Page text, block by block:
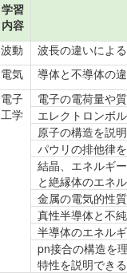
学習
内容
波動
波長の違いによ
電気
導体と不導体の
電子
工学
電子の電荷量や
エレクトロンボ
原子の構造を説
パウリの排他律
結晶、エネルギ
と絶縁体のエネ
金属の電気的性
真性半導体と不
半導体のエネル
pn接合の構造を
特性を説明でき